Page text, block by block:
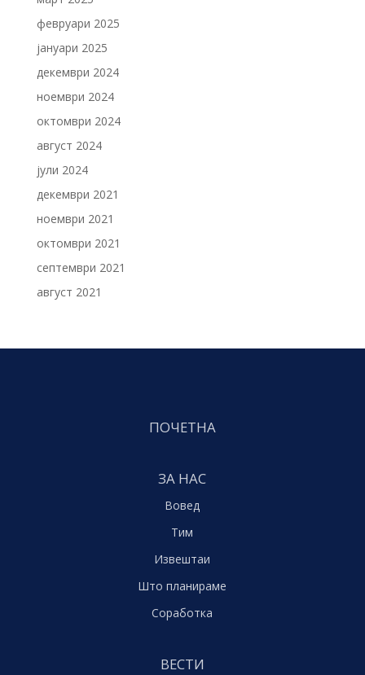
февруари 2025
јануари 2025
декември 2024
ноември 2024
октомври 2024
август 2024
јули 2024
декември 2021
ноември 2021
октомври 2021
септември 2021
август 2021
ПОЧЕТНА
ЗА НАС
Вовед
Тим
Извештаи
Што планираме
Соработка
ВЕСТИ